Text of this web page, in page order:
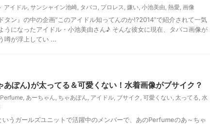
アイドル, サンシャイン池崎, タバコ , プロレス, 嫌い, 小池美由, 熱愛, 画像
タン』の中の企画“このアイドル知ってんのか!?2014”で紹介されて一気
うになったアイドル・小池美由さん♪ そんな彼女に現在、タバコ画像が
噂が浮上してい ...
あぽん)が太ってる＆可愛くない！水着画像がブサイク？
Perfume, あーちゃん, ちゃあぽん, アイドル, ブサイク , 可愛くない, 太ってる, 水
うガールズユニットで活躍中のメンバーで、あのPerfumeのあ～ちゃ